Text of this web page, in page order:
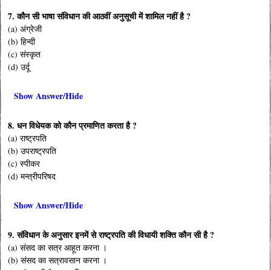
7. कौन सी भाषा संविधान की आठवीं अनुसूची में शामिल नहीं है ?
(a) अंग्रेजी
(b) हिन्दी
(c) संस्कृत
(d) उर्दू
Show Answer/Hide
8. धन विधेयक को कौन प्रमाणित करता है ?
(a) राष्ट्रपति
(b) उपराष्ट्रपति
(c) स्पीकर
(d) मन्त्रीपरिषद
Show Answer/Hide
9. संविधान के अनुसार इनमें से राष्ट्रपति की विधायी शक्ति कौन सी है ?
(a) संसद का सत्र आहूत करना ।
(b) संसद का सत्रावसान करना ।